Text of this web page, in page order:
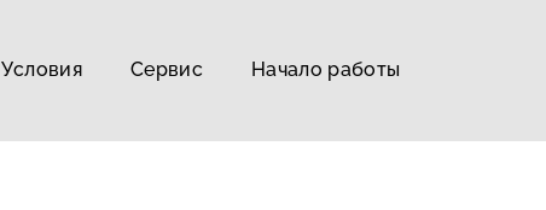
Условия Сервис Начало работы